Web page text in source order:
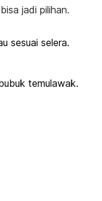
jadi pilihan.
sesuai selera.
temulawak.